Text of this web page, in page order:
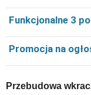
Funkcjonalne 3
Promocja na
Przebudowa